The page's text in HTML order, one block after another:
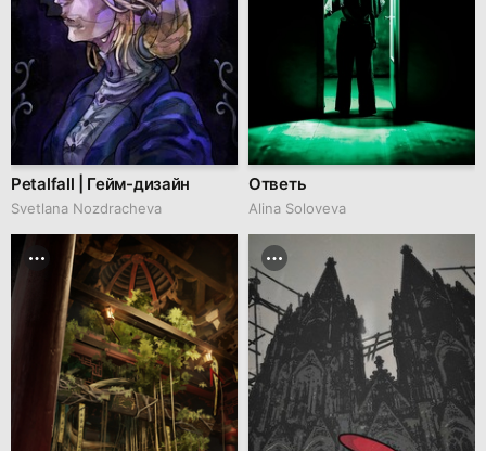
Petalfall | Гейм-дизайн
Svetlana Nozdracheva
Ответь
Alina Soloveva